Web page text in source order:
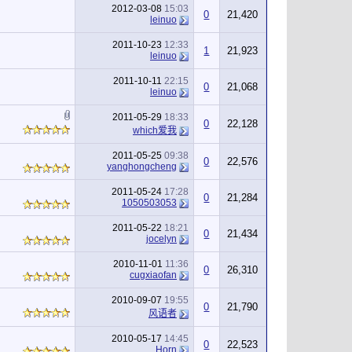
2012-03-08 15:03
leinuo
0 21,420
2011-10-23 12:33
leinuo
1 21,923
2011-10-11 22:15
leinuo
0 21,068
2011-05-29 18:33
which爱我
0 22,128
2011-05-25 09:38
yanghongcheng
0 22,576
2011-05-24 17:28
1050503053
0 21,284
2011-05-22 18:21
jocelyn
0 21,434
2010-11-01 11:36
cugxiaofan
0 26,310
2010-09-07 19:55
风语者
0 21,790
2010-05-17 14:45
Horn
0 22,523